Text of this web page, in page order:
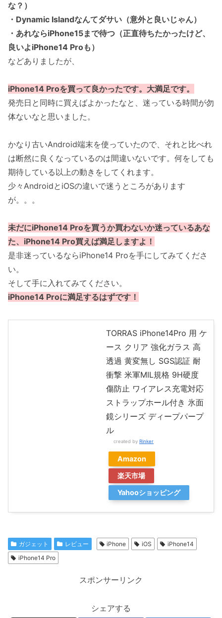
な？）
・Dynamic Islandなんてダサい（意外と良いじゃん）
・あれならiPhone15まで待つ（正直待ちたかったけど、
良いよiPhone14 Proも）
などありましたが、
iPhone14 Proを買って良かったです。大満足です。
発売日と同時に買えばよかったなと、迷っている時間が勿
体ないなと思いました。
かなり古いAndroid端末を使っていたので、それと比べれ
は断然に良くなっているのは間違いないです。何をしても
期待している以上の動きをしてくれます。
少々AndroidとiOSの違いで迷うところがあります
が。。。
未だにiPhone14 Proを買うか買わないか迷っているあな
た、iPhone14 Pro買えば満足しますよ！
是非迷っているならiPhone14 Proを手にしてみてくださ
い。
そして手に入れてみてください。
iPhone14 Proに満足するはずです！
TORRAS iPhone14Pro 用 ケ
ース クリア 強化ガラス 高
透過 黄変無し SGS認証 耐
衝撃 米軍MIL規格 9H硬度
傷防止 ワイアレス充電対応
ストラップホール付き 氷面
鏡シリーズ ディープパープ
ル
created by Rinker
Amazon
楽天市場
Yahooショッピング
ガジェット レビュー iPhone iOS
iPhone14
iPhone14 Pro
スポンサーリンク
シェアする